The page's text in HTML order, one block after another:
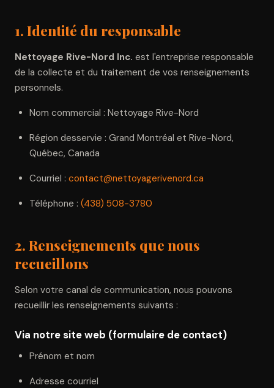
1. Identité du responsable
Nettoyage Rive-Nord Inc. est l'entreprise responsable
de la collecte et du traitement de vos renseignements
personnels.
Nom commercial : Nettoyage Rive-Nord
Région desservie : Grand Montréal et Rive-Nord,
Québec, Canada
Courriel : contact@nettoyagerivenord.ca
Téléphone : (438) 508-3780
2. Renseignements que nous
recueillons
Selon votre canal de communication, nous pouvons
recueillir les renseignements suivants :
Via notre site web (formulaire de contact)
Prénom et nom
Adresse courriel